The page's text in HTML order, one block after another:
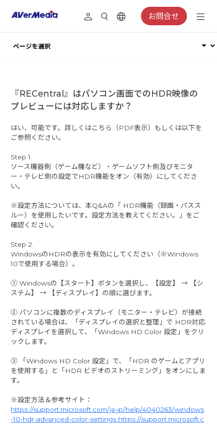
お問合せ
『RECentral』はパソコン画面でのHDR映像の
プレビューには対応しますか？
はい、可能です。詳しくはこちら（PDF表示）もしくは以下を
ご参照ください。
Step 1.
ソース機器側（ゲーム機など）・ゲームソフト側及びモニタ
ー・テレビ側の設定でHDR機能をオン（有効）にしてくださ
い。
※設定方法については、本Q&Aの「 HDR機能（録画・パスス
ルー）を使用したいです。設定方法を教えてください。」をご
確認ください。
Step 2.
WindowsのHDRの表示を有効にしてください（※Windows
10で使用する場合）。
① Windowsの【スタート】ボタンを選択し、【設定】 → 【シ
ステム】 → 【ディスプレイ】の順に選びます。
② パソコンに複数のディスプレイ（モニター・テレビ）が接続
されている場合は、「ディスプレイの選択と整理」で HDR対応
ディスプレイを選択して、「Windows HD Color 設定」をクリ
ックします。
③ 「Windows HD Color 設定」で、「HDR のゲームとアプリ
を使用する」と「HDR ビデオのストリーミング」をオンにしま
す。
※設定方法＆参考サイト：
https://support.microsoft.com/ja-jp/help/4040263/windows
-10-hdr-advanced-color-settings https://support.microsoft.c